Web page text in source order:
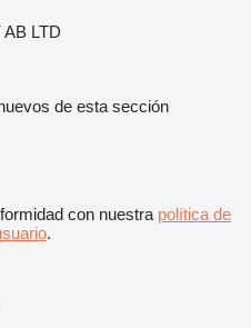
LTD
de esta sección
con nuestra política de
.